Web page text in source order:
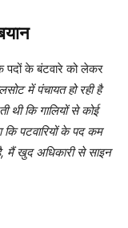
के पदों के बंटवारे को लेकर
में पंचायत हो रही है
थी कि गालियों से कोई
कि पटवारियों के पद कम
मैं खुद अधिकारी से साइन